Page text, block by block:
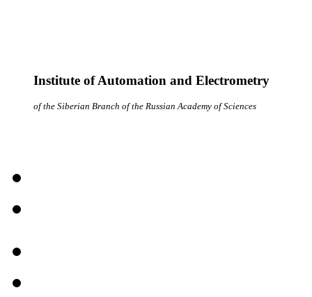
Institute of Automation and Electrometry
of the Siberian Branch of the Russian Academy of Sciences